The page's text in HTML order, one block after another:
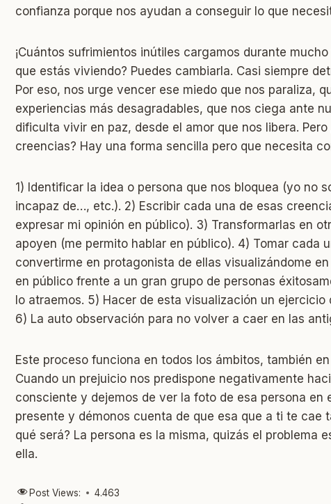
confianza porque nos ayudan a conseguir lo que
¡Cuántos sufrimientos inútiles cargamos durante
que estás viviendo? Puedes cambiarla. Casi siempre
Por eso, nos urge vencer ese miedo que nos paraliza,
experiencias más desagradables, que nos ciega ante
dificulta vivir en paz, desde el amor que nos libera.
creencias? Hay una forma sencilla pero que necesita
1) Identificar la idea o persona que nos bloquea (yo no
incapaz de…, etc.). 2) Escribir cada una de esas
expresar mi opinión en público). 3) Transformarlas en
apoyen (me permito hablar en público). 4) Tomar cada
convertirme en protagonista de ellas visualizándome
en público frente a un gran grupo de personas
lo atraemos. 5) Hacer de esta visualización un
6) La auto observación para no volver a caer en las
Este proceso funciona en todos los ámbitos, también
Cuando un prejuicio nos predispone negativamente
consciente y dejemos de ver la foto de esa persona en
presente y démonos cuenta de que esa que a ti te cae
qué será? La persona es la misma, quizás el problema
ella.
Post Views: 4.463